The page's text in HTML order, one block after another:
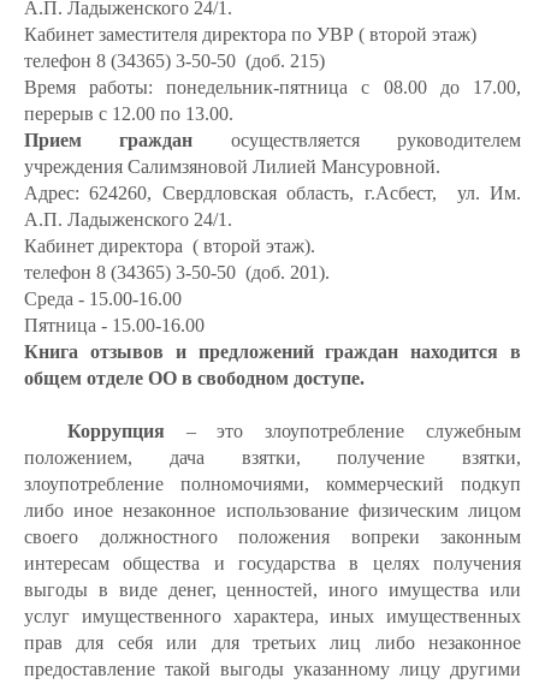
А.П. Ладыженского 24/1.
Кабинет заместителя директора по УВР ( второй этаж)
телефон 8 (34365) 3-50-50 (доб. 215)
Время работы: понедельник-пятница с 08.00 до 17.00,
перерыв с 12.00 по 13.00.
Прием граждан осуществляется руководителем
учреждения Салимзяновой Лилией Мансуровной.
Адрес: 624260, Свердловская область, г.Асбест, ул. Им.
А.П. Ладыженского 24/1.
Кабинет директора ( второй этаж).
телефон 8 (34365) 3-50-50 (доб. 201).
Среда - 15.00-16.00
Пятница - 15.00-16.00
Книга отзывов и предложений граждан находится в
общем отделе ОО в свободном доступе.
Коррупция – это злоупотребление служебным
положением, дача взятки, получение взятки,
злоупотребление полномочиями, коммерческий подкуп
либо иное незаконное использование физическим лицом
своего должностного положения вопреки законным
интересам общества и государства в целях получения
выгоды в виде денег, ценностей, иного имущества или
услуг имущественного характера, иных имущественных
прав для себя или для третьих лиц либо незаконное
предоставление такой выгоды указанному лицу другими